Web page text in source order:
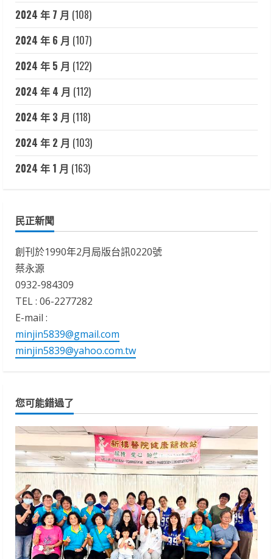
2024 年 7 月 (108)
2024 年 6 月 (107)
2024 年 5 月 (122)
2024 年 4 月 (112)
2024 年 3 月 (118)
2024 年 2 月 (103)
2024 年 1 月 (163)
民正新聞
創刊於1990年2月局版台訊0220號
蔡永源
0932-984309
TEL : 06-2277282
E-mail :
minjin5839@gmail.com
minjin5839@yahoo.com.tw
您可能錯過了